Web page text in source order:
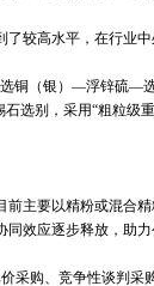
较高水平，在行业中
铜（银）—浮锌硫—
选别，采用“粗粒级
主要以精粉或混合精
同效应逐步释放，助力
采购、竞争性谈判采